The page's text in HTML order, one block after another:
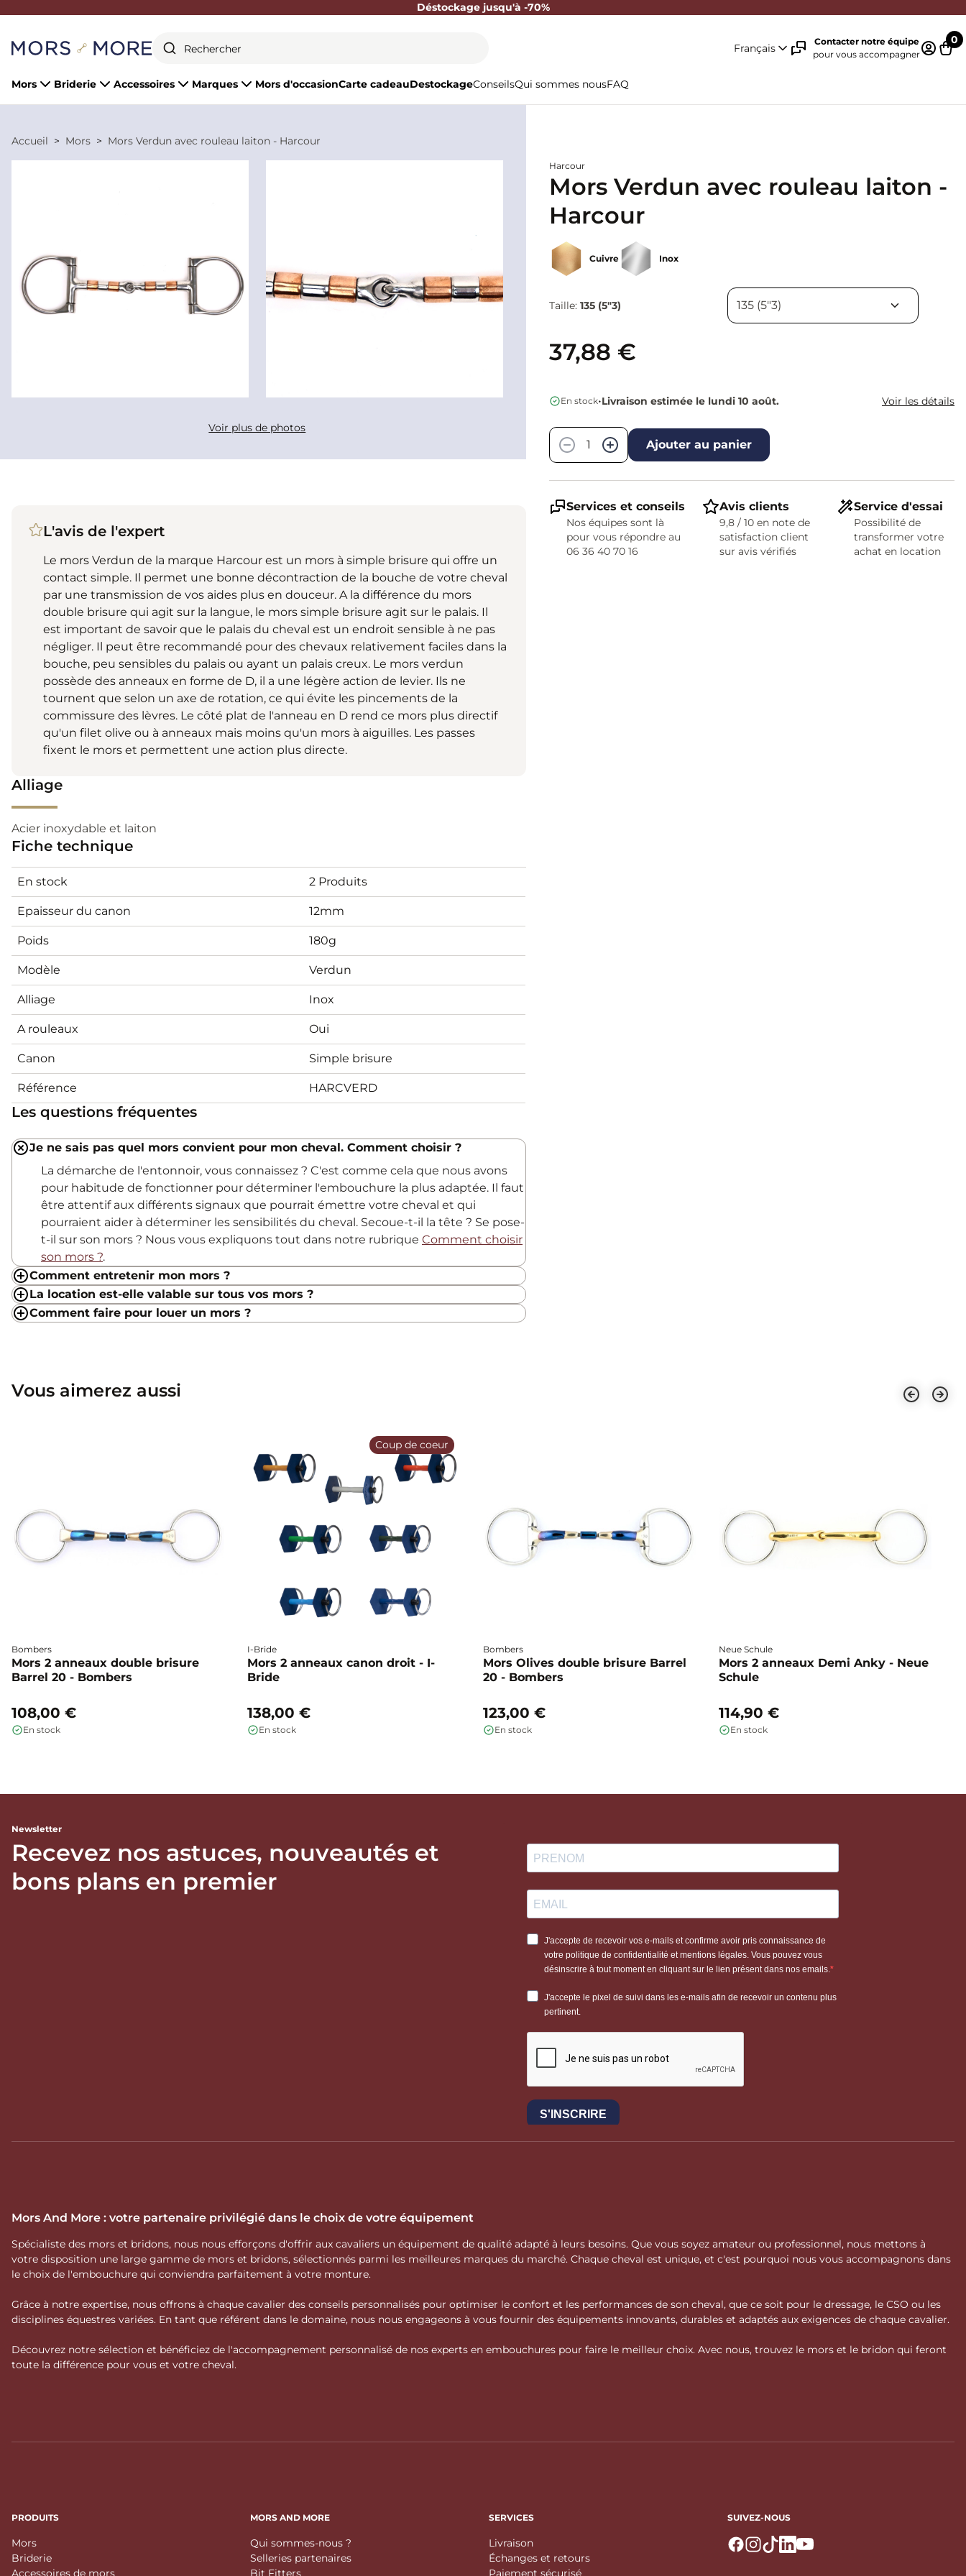
Déstockage jusqu'à -70%
Français
Contacter notre équipe
pour vous accompagner
0
Mors Briderie Accessoires Marques Mors d'occasionCarte cadeauDestockageConseilsQui sommes nousFAQ
Accueil Mors Mors Verdun avec rouleau laiton - Harcour
Voir plus de photos
Harcour
Mors Verdun avec rouleau laiton -
Harcour
Cuivre Inox
Taille: 135 (5"3)
37,88 €
En stock•Livraison estimée le lundi 10 août. Voir les détails
−
+ Ajouter au panier
Services et conseils
Nos équipes sont là
pour vous répondre au
06 36 40 70 16
Avis clients
9,8 / 10 en note de
satisfaction client
sur avis vérifiés
Service d'essai
Possibilité de
transformer votre
achat en location
L'avis de l'expert
Le mors Verdun de la marque Harcour est un mors à simple brisure qui offre un
contact simple. Il permet une bonne décontraction de la bouche de votre cheval
par une transmission de vos aides plus en douceur. A la différence du mors
double brisure qui agit sur la langue, le mors simple brisure agit sur le palais. Il
est important de savoir que le palais du cheval est un endroit sensible à ne pas
négliger. Il peut être recommandé pour des chevaux relativement faciles dans la
bouche, peu sensibles du palais ou ayant un palais creux. Le mors verdun
possède des anneaux en forme de D, il a une légère action de levier. Ils ne
tournent que selon un axe de rotation, ce qui évite les pincements de la
commissure des lèvres. Le côté plat de l'anneau en D rend ce mors plus directif
qu'un filet olive ou à anneaux mais moins qu'un mors à aiguilles. Les passes
fixent le mors et permettent une action plus directe.
Alliage
Acier inoxydable et laiton
Fiche technique
En stock 2 Produits
Epaisseur du canon 12mm
Poids 180g
Modèle Verdun
Alliage Inox
A rouleaux Oui
Canon Simple brisure
Référence HARCVERD
Les questions fréquentes
Je ne sais pas quel mors convient pour mon cheval. Comment choisir ?
La démarche de l'entonnoir, vous connaissez ? C'est comme cela que nous avons
pour habitude de fonctionner pour déterminer l'embouchure la plus adaptée. Il faut
être attentif aux différents signaux que pourrait émettre votre cheval et qui
pourraient aider à déterminer les sensibilités du cheval. Secoue-t-il la tête ? Se pose-
t-il sur son mors ? Nous vous expliquons tout dans notre rubrique Comment choisir
son mors ?.
Comment entretenir mon mors ?
La location est-elle valable sur tous vos mors ?
Comment faire pour louer un mors ?
Vous aimerez aussi
Bombers
Mors 2 anneaux double brisure
Barrel 20 - Bombers
108,00 €
En stock
I-Bride
Mors 2 anneaux canon droit - I-
Bride
138,00 €
En stock
Coup de coeur
Bombers
Mors Olives double brisure Barrel
20 - Bombers
123,00 €
En stock
Neue Schule
Mors 2 anneaux Demi Anky - Neue
Schule
114,90 €
En stock
Newsletter
Recevez nos astuces, nouveautés et
bons plans en premier
Mors And More : votre partenaire privilégié dans le choix de votre équipement
Spécialiste des mors et bridons, nous nous efforçons d'offrir aux cavaliers un équipement de qualité adapté à leurs besoins. Que vous soyez amateur ou professionnel, nous mettons à
votre disposition une large gamme de mors et bridons, sélectionnés parmi les meilleures marques du marché. Chaque cheval est unique, et c'est pourquoi nous vous accompagnons dans
le choix de l'embouchure qui conviendra parfaitement à votre monture.
Grâce à notre expertise, nous offrons à chaque cavalier des conseils personnalisés pour optimiser le confort et les performances de son cheval, que ce soit pour le dressage, le CSO ou les
disciplines équestres variées. En tant que référent dans le domaine, nous nous engageons à vous fournir des équipements innovants, durables et adaptés aux exigences de chaque cavalier.
Découvrez notre sélection et bénéficiez de l'accompagnement personnalisé de nos experts en embouchures pour faire le meilleur choix. Avec nous, trouvez le mors et le bridon qui feront
toute la différence pour vous et votre cheval.
PRODUITS
Mors
Briderie
Accessoires de mors
MORS AND MORE
Qui sommes-nous ?
Selleries partenaires
Bit Fitters
SERVICES
Livraison
Échanges et retours
Paiement sécurisé
SUIVEZ-NOUS